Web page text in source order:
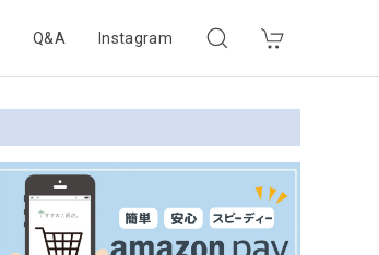
Q&A Instagram